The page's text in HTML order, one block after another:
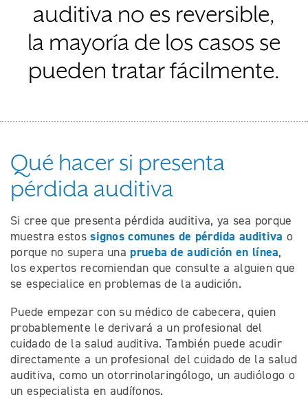
auditiva no es reversible,
la mayoría de los casos se
pueden tratar fácilmente.
Qué hacer si presenta
pérdida auditiva
Si cree que presenta pérdida auditiva, ya sea porque
muestra estossignos comunes de pérdida auditiva o
porque no supera una prueba de audición en línea,
los expertos recomiendan que consulte a alguien que
se especialice en problemas de la audición.
Puede empezar con su médico de cabecera, quien
probablemente le derivará a un profesional del
cuidado de la salud auditiva. También puede acudir
directamente a un profesional del cuidado de la salud
auditiva, como un otorrinolaringólogo, un audiólogo o
un especialista en audífonos.